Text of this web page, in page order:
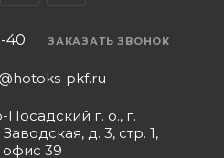
40 ЗАКАЗАТЬ ЗВОНОК
pkf.ru
г. о., г.
д. 3, стр. 1,
офис 39